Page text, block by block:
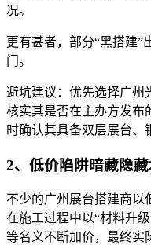
况。
更有甚者，部分“黑搭建
门。
避坑建议：优先选择广州
核实其是否在主办方发布
时确认其具备双层展台、
2、低价陷阱暗藏隐
不少的广州展台搭建商以
在施工过程中以“材料升
等名义不断加价，最终实